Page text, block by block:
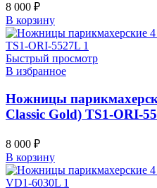
8 000 ₽
В корзину
Быстрый просмотр
В избранное
Ножницы
Classic Gold) TS1-ORI-
8 000 ₽
В корзину